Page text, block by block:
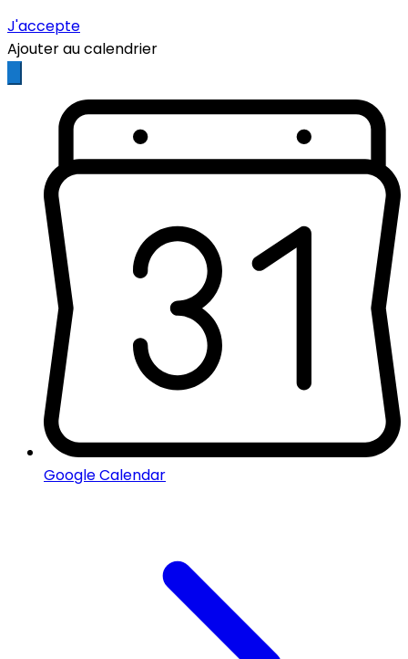
J'accepte
Ajouter au calendrier
Google Calendar